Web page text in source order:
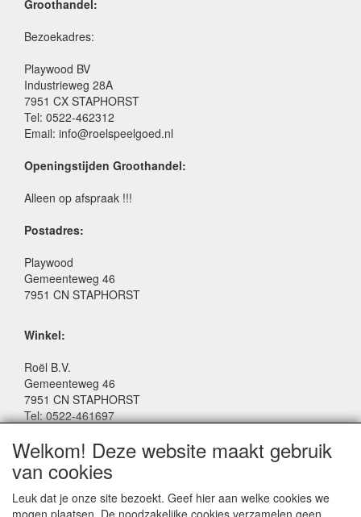
Groothandel:
Bezoekadres:
Playwood BV
Industrieweg 28A
7951 CX STAPHORST
Tel: 0522-462312
Email: info@roelspeelgoed.nl
Openingstijden Groothandel:
Alleen op afspraak !!!
Postadres:
Playwood
Gemeenteweg 46
7951 CN STAPHORST
Winkel:
Roël B.V.
Gemeenteweg 46
7951 CN STAPHORST
Tel: 0522-461697
Facebook: www.facebook.com/roelspeelgoed
Openingstijden Winkel:
Maandag t/m Vrijdag: 9:00 - 17:30
Welkom! Deze website maakt gebruik
van cookies
Leuk dat je onze site bezoekt. Geef hier aan welke cookies we
mogen plaatsen. De noodzakelijke cookies verzamelen geen